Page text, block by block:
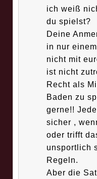
ich weiß
du spielst?
Deine
in nur
nicht mit
ist nicht
Recht als
Baden zu
gerne!!
sicher ,
oder trifft
unsportlich
Regeln.
Aber die